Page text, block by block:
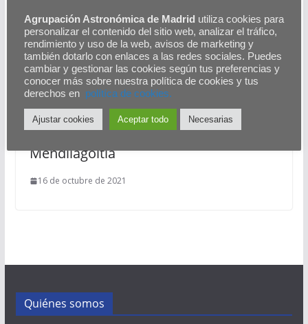
Resumen actividad solar en 2021
12 de enero de 2022
Premio otorgado por la FAAE a Alex
Mendilagoitia
16 de octubre de 2021
Quiénes somos
Agrupación Astronómica de Madrid utiliza cookies para
personalizar el contenido del sitio web, analizar el tráfico,
rendimiento y uso de la web, avisos de marketing y
también dotarlo con enlaces a las redes sociales. Puedes
cambiar y gestionar las cookies según tus preferencias y
conocer más sobre nuestra política de cookies y tus
derechos en polítíca de cookies.
Ajustar cookies Aceptar todo Necesarias